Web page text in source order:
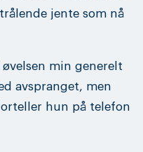
jente som nå
min generelt
avspranget, men
hun på telefon